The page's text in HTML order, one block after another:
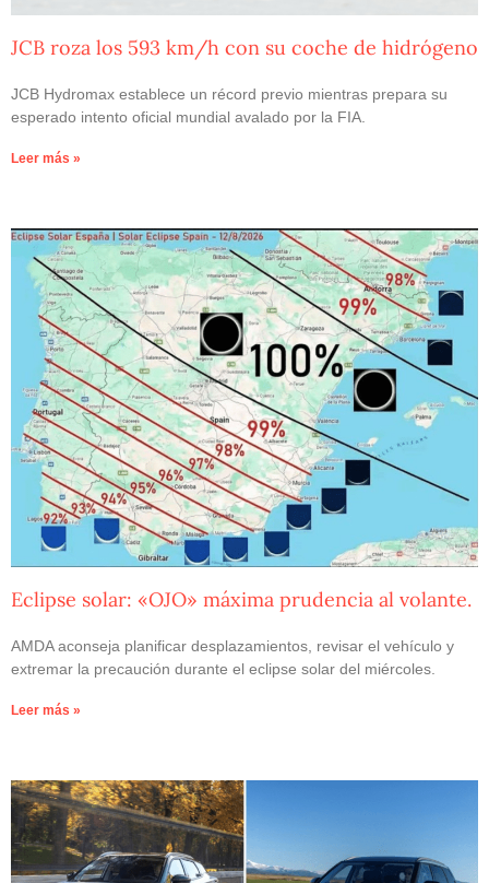
JCB roza los 593 km/h con su coche de hidrógeno
JCB Hydromax establece un récord previo mientras prepara su
esperado intento oficial mundial avalado por la FIA.
Leer más »
Eclipse solar: «OJO» máxima prudencia al volante.
AMDA aconseja planificar desplazamientos, revisar el vehículo y
extremar la precaución durante el eclipse solar del miércoles.
Leer más »